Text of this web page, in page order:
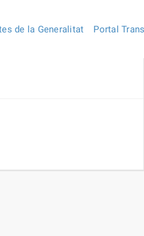
de la Generalitat Portal